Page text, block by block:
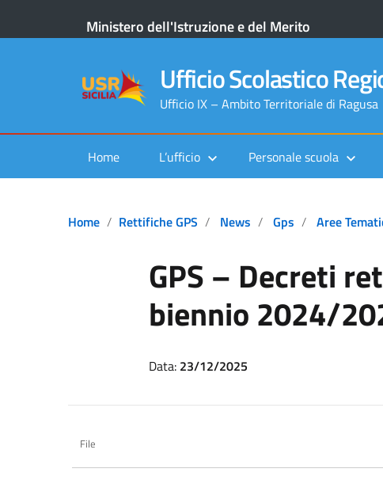
Ministero dell'Istruzione e del Merito
Ufficio Scolastico
Ufficio IX – Ambito Territoriale di Ragusa
Home L’ufficio Personale scuola
Home Rettifiche GPS News Gps Aree
GPS – Decreti
biennio 2024/
Data: 23/12/2025
File